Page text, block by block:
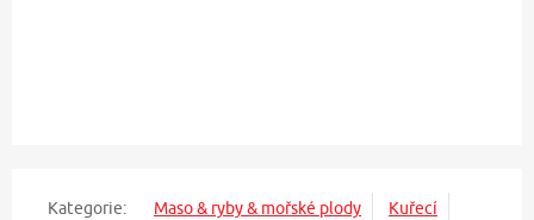
Kategorie: Maso & ryby & mořské plody
Kuřecí